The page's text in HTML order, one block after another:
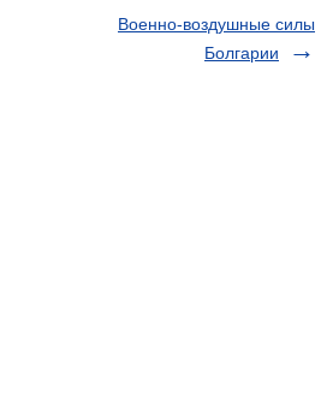
Военно-воздушные силы
Болгарии